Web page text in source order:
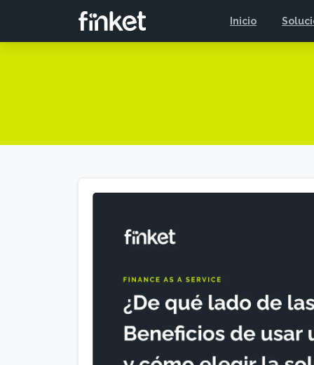
Inicio